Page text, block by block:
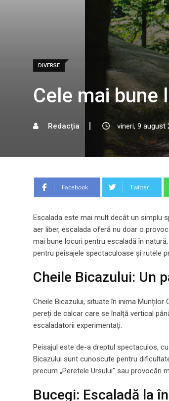
DIVERSE
Cele mai bune
Redacția vineri, 9 august
Facebook Twitter
Escalada este mai mult decât un simplu
aer liber, escalada oferă nu doar o
mai bune locuri pentru escaladă în
pentru peisajele spectaculoase și rutele
Cheile Bicazului: Un
Cheile Bicazului, situate în inima Munților
pereți de calcar care se înalță vertical
escaladatorii experimentați.
Peisajul este de-a dreptul spectaculos,
Bicazului sunt cunoscute pentru
precum „Peretele Ursului” sau provocări
Bucegi: Escaladă la